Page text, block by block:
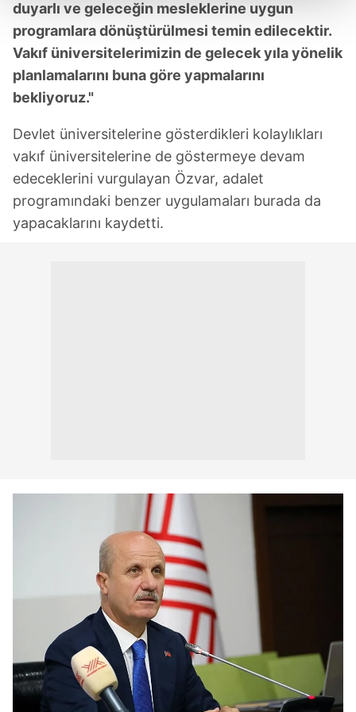
Her halükârda, kullanıcılar, bu çerezlere izin vermedikleri
takdirde, kullanıcılara hedefli reklamlar
gösterilmeyecektir."
Sizlere daha iyi bir hizmet sunabilmek için İnternet
kullanılmaktadır. Bu çerezler vasıtasıyla çeşitli kişisel
verileriniz işlenmekte olup gerekli olan çerezler bilgi
toplumu hizmetlerinin sunulması amacıyla
kullanılmaktadır. Diğer çerezler, sitemizin daha işlevsel
kılınması ve kişiselleştirilmesi ve sizlere yönelik
duyarlı ve geleceğin mesleklerine uygun
programlara dönüştürülmesi temin edilecektir.
Vakıf üniversitelerimizin de gelecek yıla yönelik
planlamalarını buna göre yapmalarını
bekliyoruz."
Devlet üniversitelerine gösterdikleri kolaylıkları
vakıf üniversitelerine de göstermeye devam
edeceklerini vurgulayan Özvar, adalet
programındaki benzer uygulamaları burada da
yapacaklarını kaydetti.